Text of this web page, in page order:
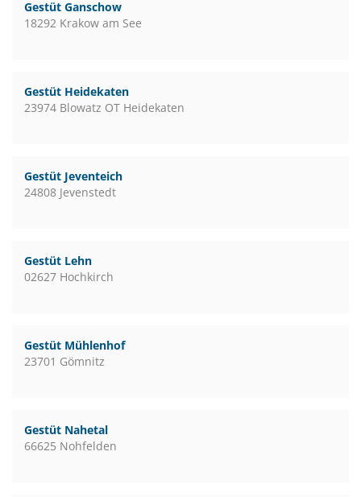
Gestüt Ganschow
18292 Krakow am See
Gestüt Heidekaten
23974 Blowatz OT Heidekaten
Gestüt Jeventeich
24808 Jevenstedt
Gestüt Lehn
02627 Hochkirch
Gestüt Mühlenhof
23701 Gömnitz
Gestüt Nahetal
66625 Nohfelden